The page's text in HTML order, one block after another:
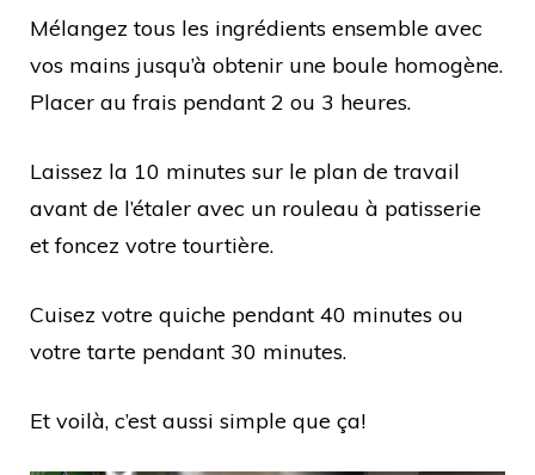
Mélangez tous les ingrédients ensemble avec
vos mains jusqu’à obtenir une boule homogène.
Placer au frais pendant 2 ou 3 heures.
Laissez la 10 minutes sur le plan de travail
avant de l’étaler avec un rouleau à patisserie
et foncez votre tourtière.
Cuisez votre quiche pendant 40 minutes ou
votre tarte pendant 30 minutes.
Et voilà, c’est aussi simple que ça!